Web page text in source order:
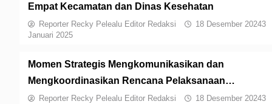
Empat Kecamatan dan Dinas Kesehatan
Reporter Recky Pelealu Editor Redaksi 18 Desember 20243
Januari 2025
Momen Strategis Mengkomunikasikan dan
Mengkoordinasikan Rencana Pelaksanaan
Pembangunan
Reporter Recky Pelealu Editor Redaksi 18 Desember 20243